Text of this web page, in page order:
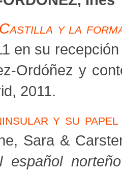
y la
en su
Ordóñez y
2011.
y su
Sara &
español norteño